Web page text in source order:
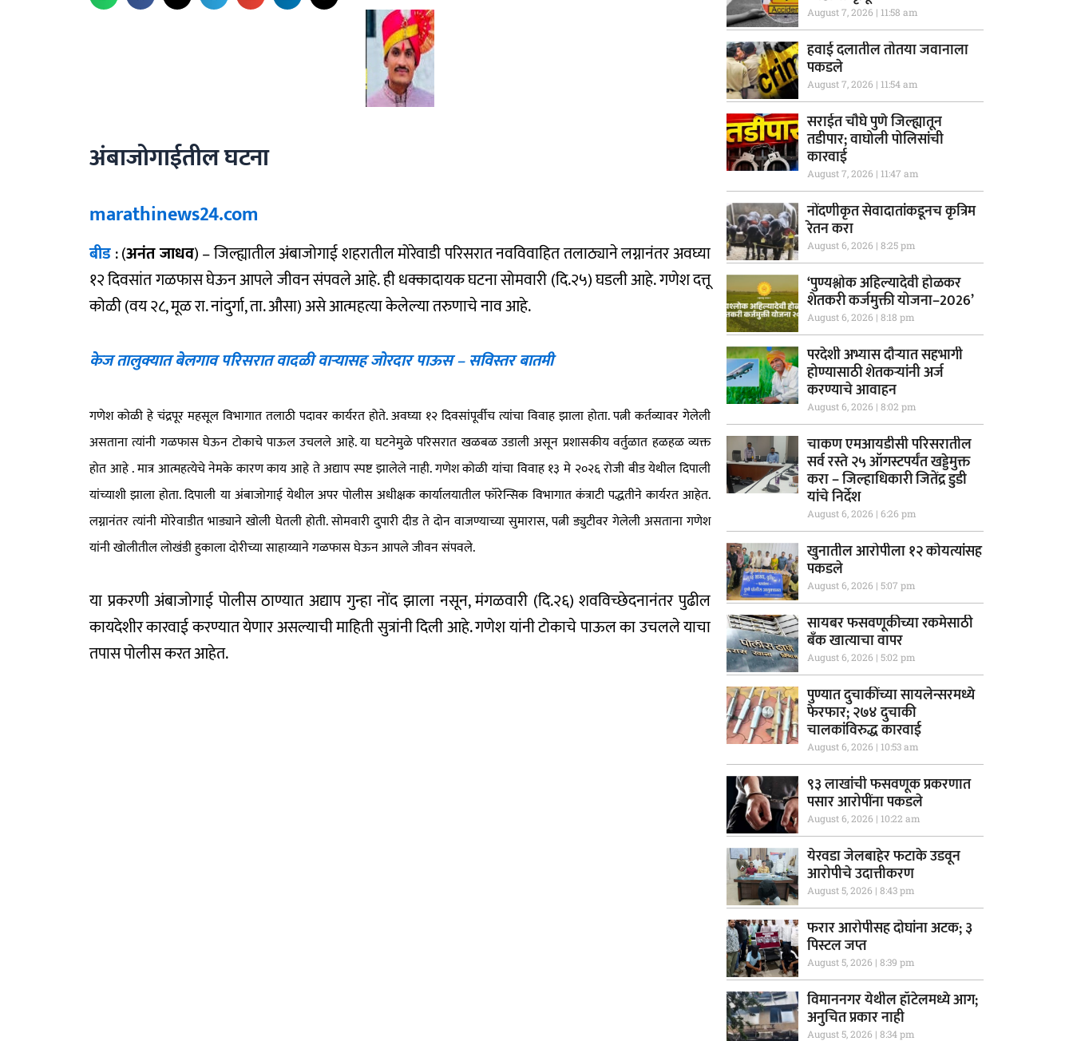
अंबाजोगाईतील घटना
marathinews24.com
बीड: (अनंत जाधव) – जिल्ह्यातील अंबाजोगाई शहरातील मोरेवाडी परिसरात नवविवाहित तलाठ्याने लग्नानंतर अवघ्या
१२ दिवसांत गळफास घेऊन आपले जीवन संपवले आहे. ही धक्कादायक घटना सोमवारी (दि.२५) घडली आहे. गणेश दत्तू
कोळी (वय २८, मूळ रा. नांदुर्गा, ता. औसा) असे आत्महत्या केलेल्या तरुणाचे नाव आहे.
केज तालुक्यात बेलगाव परिसरात वादळी वाऱ्यासह जोरदार पाऊस – सविस्तर बातमी
गणेश कोळी हे चंद्रपूर महसूल विभागात तलाठी पदावर कार्यरत होते. अवघ्या १२ दिवसांपूर्वीच त्यांचा विवाह झाला होता. पत्नी कर्तव्यावर गेलेली
असताना त्यांनी गळफास घेऊन टोकाचे पाऊल उचलले आहे. या घटनेमुळे परिसरात खळबळ उडाली असून प्रशासकीय वर्तुळात हळहळ व्यक्त
होत आहे . मात्र आत्महत्येचे नेमके कारण काय आहे ते अद्याप स्पष्ट झालेले नाही. गणेश कोळी यांचा विवाह १३ मे २०२६ रोजी बीड येथील दिपाली
यांच्याशी झाला होता. दिपाली या अंबाजोगाई येथील अपर पोलीस अधीक्षक कार्यालयातील फॉरेन्सिक विभागात कंत्राटी पद्धतीने कार्यरत आहेत.
लग्नानंतर त्यांनी मोरेवाडीत भाड्याने खोली घेतली होती. सोमवारी दुपारी दीड ते दोन वाजण्याच्या सुमारास, पत्नी ड्युटीवर गेलेली असताना गणेश
यांनी खोलीतील लोखंडी हुकाला दोरीच्या साहाय्याने गळफास घेऊन आपले जीवन संपवले.
या प्रकरणी अंबाजोगाई पोलीस ठाण्यात अद्याप गुन्हा नोंद झाला नसून, मंगळवारी (दि.२६) शवविच्छेदनानंतर पुढील
कायदेशीर कारवाई करण्यात येणार असल्याची माहिती सुत्रांनी दिली आहे. गणेश यांनी टोकाचे पाऊल का उचलले याचा
तपास पोलीस करत आहेत.
August 7, 2026 11:58 am
हवाई दलातील तोतया जवानाला
पकडले
August 7, 2026 11:54 am
सराईत चौघे पुणे जिल्ह्यातून
तडीपार; वाघोली पोलिसांची
कारवाई
August 7, 2026 11:47 am
नोंदणीकृत सेवादातांकडूनच कृत्रिम
रेतन करा
August 6, 2026 8:25 pm
‘पुण्यश्लोक अहिल्यादेवी होळकर
शेतकरी कर्जमुक्ती योजना–2026’
August 6, 2026 8:18 pm
परदेशी अभ्यास दौऱ्यात सहभागी
होण्यासाठी शेतकऱ्यांनी अर्ज
करण्याचे आवाहन
August 6, 2026 8:02 pm
चाकण एमआयडीसी परिसरातील
सर्व रस्ते २५ ऑगस्टपर्यंत खड्डेमुक्त
करा – जिल्हाधिकारी जितेंद्र डुडी
यांचे निर्देश
August 6, 2026 6:26 pm
खुनातील आरोपीला १२ कोयत्यांसह
पकडले
August 6, 2026 5:07 pm
सायबर फसवणूकीच्या रकमेसाठी
बँक खात्याचा वापर
August 6, 2026 5:02 pm
पुण्यात दुचाकींच्या सायलेन्सरमध्ये
फेरफार; २७४ दुचाकी
चालकांविरुद्ध कारवाई
August 6, 2026 10:53 am
९३ लाखांची फसवणूक प्रकरणात
पसार आरोपींना पकडले
August 6, 2026 10:22 am
येरवडा जेलबाहेर फटाके उडवून
आरोपीचे उदात्तीकरण
August 5, 2026 8:43 pm
फरार आरोपीसह दोघांना अटक; ३
पिस्टल जप्त
August 5, 2026 8:39 pm
विमाननगर येथील हॉटेलमध्ये आग;
अनुचित प्रकार नाही
August 5, 2026 8:34 pm